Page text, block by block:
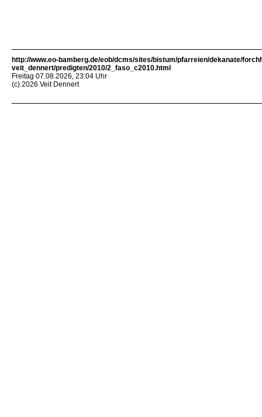
http://www.eo-bamberg.de/eob/dcms/sites/bistum/pfarreien/dekanate/
veit_dennert/predigten/2010/2_faso_c2010.html
Freitag 07.08.2026, 23:04 Uhr
(c) 2026 Veit Dennert